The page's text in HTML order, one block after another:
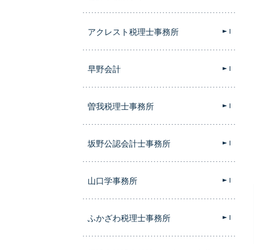
アクレスト税理士事務所
早野会計
曽我税理士事務所
坂野公認会計士事務所
山口学事務所
ふかざわ税理士事務所